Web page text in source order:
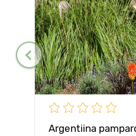
Argentiina